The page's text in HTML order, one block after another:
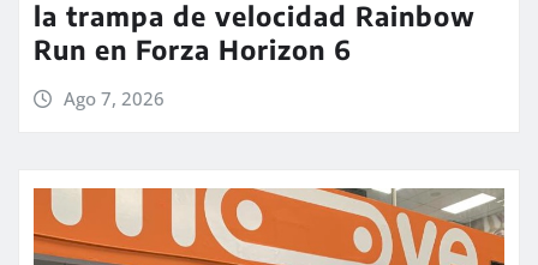
la trampa de velocidad Rainbow
Run en Forza Horizon 6
Ago 7, 2026